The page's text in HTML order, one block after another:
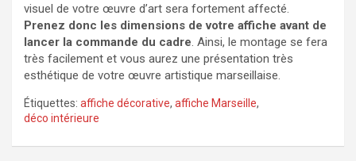
visuel de votre œuvre d’art sera fortement affecté.
Prenez donc les dimensions de votre affiche avant de
lancer la commande du cadre. Ainsi, le montage se fera
très facilement et vous aurez une présentation très
esthétique de votre œuvre artistique marseillaise.
Étiquettes: affiche décorative, affiche Marseille,
déco intérieure